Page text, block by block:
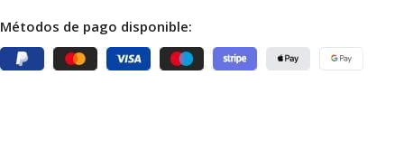
Métodos de pago disponible: